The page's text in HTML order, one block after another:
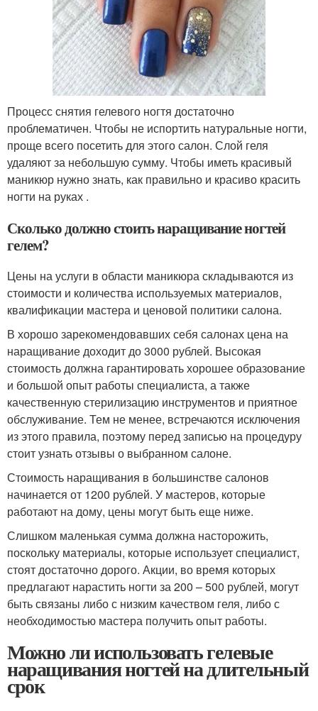
Процесс снятия гелевого ногтя достаточно
проблематичен. Чтобы не испортить натуральные ногти,
проще всего посетить для этого салон. Слой геля
удаляют за небольшую сумму. Чтобы иметь красивый
маникюр нужно знать, как правильно и красиво красить
ногти на руках .
Сколько должно стоить наращивание ногтей
гелем?
Цены на услуги в области маникюра складываются из
стоимости и количества используемых материалов,
квалификации мастера и ценовой политики салона.
В хорошо зарекомендовавших себя салонах цена на
наращивание доходит до 3000 рублей. Высокая
стоимость должна гарантировать хорошее образование
и большой опыт работы специалиста, а также
качественную стерилизацию инструментов и приятное
обслуживание. Тем не менее, встречаются исключения
из этого правила, поэтому перед записью на процедуру
стоит узнать отзывы о выбранном салоне.
Стоимость наращивания в большинстве салонов
начинается от 1200 рублей. У мастеров, которые
работают на дому, цены могут быть еще ниже.
Слишком маленькая сумма должна насторожить,
поскольку материалы, которые использует специалист,
стоят достаточно дорого. Акции, во время которых
предлагают нарастить ногти за 200 – 500 рублей, могут
быть связаны либо с низким качеством геля, либо с
необходимостью мастера получить опыт работы.
Можно ли использовать гелевые
наращивания ногтей на длительный
срок